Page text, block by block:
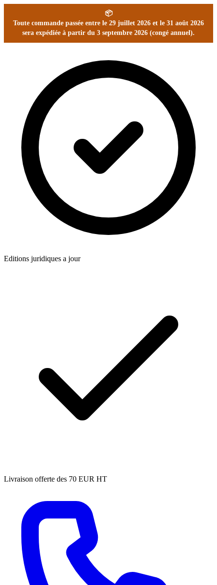
📦
Toute commande passée entre le 29 juillet 2026 et le 31 août 2026
sera expédiée à partir du 3 septembre 2026 (congé annuel).
Editions juridiques a jour
Livraison offerte des 70 EUR HT